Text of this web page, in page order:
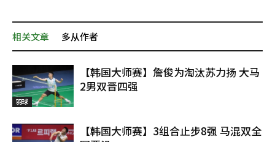
相关文章 多从作者
羽球
【韩国大师赛】詹俊为淘汰苏力扬 大马
2男双晋四强
【韩国大师赛】3组合止步8强 马混双全